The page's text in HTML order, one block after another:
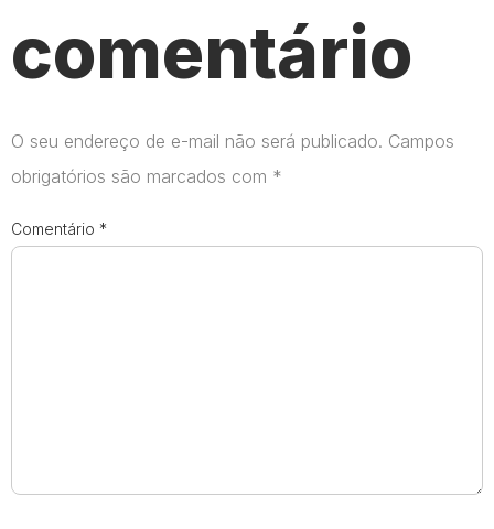
comentário
O seu endereço de e-mail não será publicado. Campos
obrigatórios são marcados com *
Comentário *